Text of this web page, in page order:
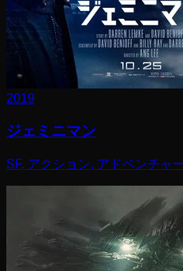
2019
ジェミニマン
SF, アクション, アドベンチャ